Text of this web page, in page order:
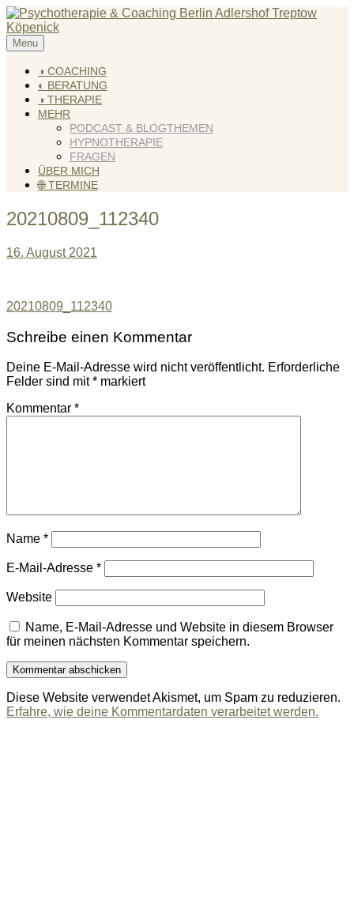
Skip
to
content
KREATIV & GELÖST
Andreas Scholz (HPP) Kreativ Coach & Heilpraktiker für
Psychotherapie
Menu
◑ COACHING
◐ BERATUNG
◑ THERAPIE
MEHR
PODCAST & BLOGTHEMEN
HYPNOTHERAPIE
FRAGEN
ÜBER MICH
🌐 TERMINE
20210809_112340
16. August 2021
Beitragsnavigation
20210809_112340
Schreibe einen Kommentar
Deine E-Mail-Adresse wird nicht veröffentlicht. Erforderliche
Felder sind mit* markiert
Kommentar *
Name *
E-Mail-Adresse *
Website
Name, E-Mail-Adresse und Website in diesem Browser
für meinen nächsten Kommentar speichern.
Diese Website verwendet Akismet, um Spam zu reduzieren.
Erfahre, wie deine Kommentardaten verarbeitet werden.